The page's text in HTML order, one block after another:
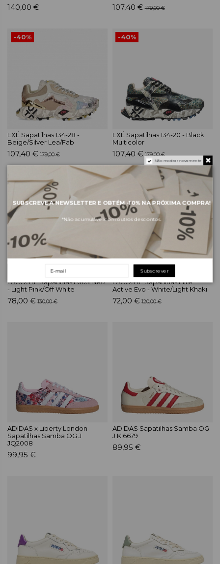
140,00 € 107,40 € 179,00 €
-40%
EXÉ Sapatilhas 134-28 -
Beige/Silver Lea/Fab
107,40 € 179,00 €
-40%
EXÉ Sapatilhas 134-20 - Black
Multicolor
107,40 € 179,00 €
-40%
LACOSTE Sapatilhas L003 Neo
- Light Pink/Off White
78,00 € 130,00 €
LACOSTE Sapatilhas Elite
Active Evo - White/Light Khaki
72,00 € 120,00 €
ADIDAS x Liberty London
Sapatilhas Samba OG J
JQ2008
99,95 €
ADIDAS Sapatilhas Samba OG
J KI6679
89,95 €
Não mostrar novamente
SUBSCREVE A NEWSLETTER E OBTÉM -10%NA PRÓXIMA COMPRA!
*Não acumulável com outros descontos.
Subscrever